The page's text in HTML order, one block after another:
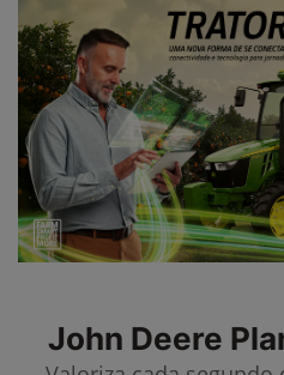
John Deere